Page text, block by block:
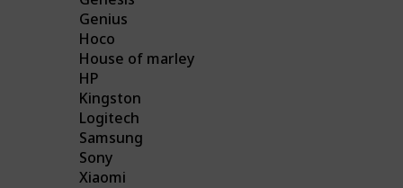
Genius
Hoco
House of marley
HP
Kingston
Logitech
Samsung
Sony
Xiaomi